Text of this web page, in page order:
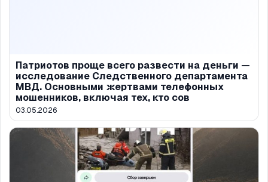
Патриотов проще всего развести на деньги —
исследование Следственного департамента
МВД. Основными жертвами телефонных
мошенников, включая тех, кто сов
03.05.2026